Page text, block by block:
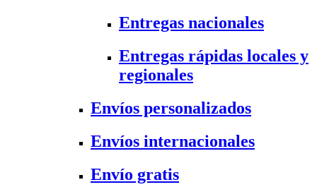
Entregas nacionales
Entregas rápidas locales y
regionales
Envíos personalizados
Envíos internacionales
Envío gratis